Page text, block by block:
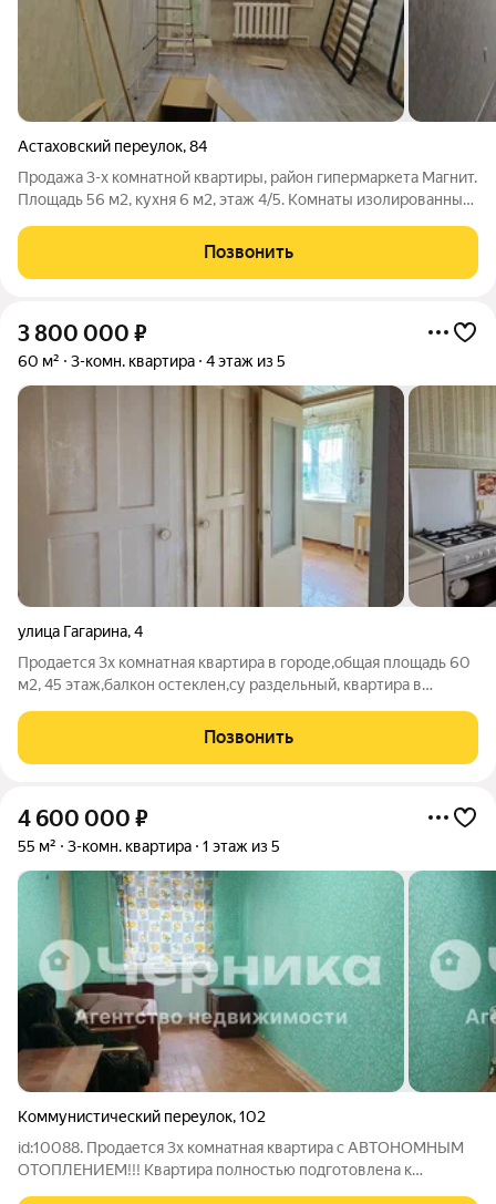
Астаховский переулок,84
Продажа 3-х комнатной квартиры, район гипермаркета Магнит.
Площадь 56 м2, кухня 6 м2, этаж 4/5. Комнаты изолированные,
косметический ремонт. Две сплит-системы. Акт 301,10
Позвонить
3 800 000 ₽
60 м² 3-комн. квартира 4 этаж из 5
улица Гагарина,4
Продается 3х комнатная квартира в городе,общая площадь 60
м2, 45 этаж,балкон остеклен,су раздельный, квартира в
Позвонить
4 600 000 ₽
55 м² 3-комн. квартира 1 этаж из 5
Коммунистический переулок,102
id:10088. Продается 3х комнатная квартира с АВТОНОМНЫМ
ОТОПЛЕНИЕМ!!! Квартира полностью подготовлена к